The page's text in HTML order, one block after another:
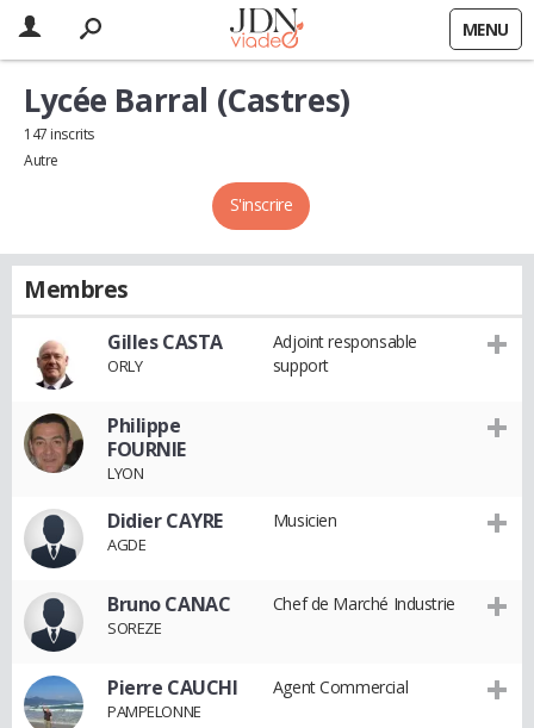
MENU
S'inscrire
Lycée Barral (Castres)
147 inscrits
Autre
Membres
Gilles CASTA
ORLY
Adjoint responsable
support
Philippe
FOURNIE
LYON
Didier CAYRE
AGDE
Musicien
Bruno CANAC
SOREZE
Chef de Marché Industrie
Pierre CAUCHI
PAMPELONNE
Agent Commercial